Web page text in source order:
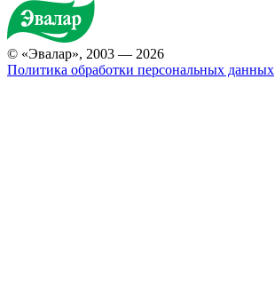
© «Эвалар», 2003 — 2026
Политика обработки персональных данных